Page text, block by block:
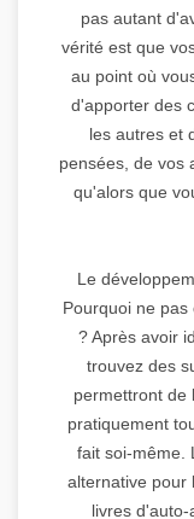
pas autant
vérité est que
au point où
d'apporter des
les autres et
pensées, de vos
qu'alors que
Le
Pourquoi ne
? Après avoir
trouvez des
permettront de
pratiquement
fait soi-même.
alternative pour
livres d'auto-